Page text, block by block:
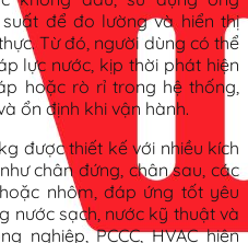
để đo lường và hiển thị
Từ đó, người dùng có thể
lực nước, kịp thời phát hiện
hoặc rò rỉ trong hệ thống,
ổn định khi vận hành.
được thiết kế với nhiều kích
chân đứng, chân sau, các
nhôm, đáp ứng tốt yêu
nước sạch, nước kỹ thuật và
nghiệp, PCCC, HVAC hiện